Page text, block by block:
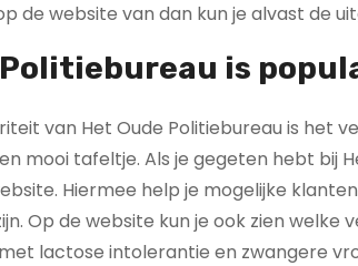
de website van dan kun je alvast de
is
van Het Oude Politiebureau is het
mooi tafeltje. Als je gegeten hebt bij
Hiermee help je mogelijke
Op de website kun je ook zien welke
lactose intolerantie en zwangere